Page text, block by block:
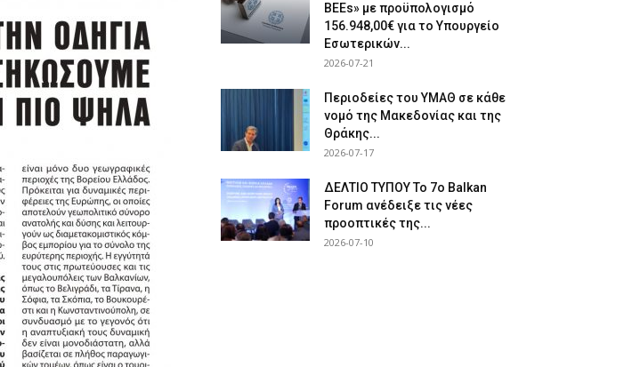
BEEs» με προϋπολογισμό
156.948,00€ για το Υπουργείο
Εσωτερικών...
2026-07-21
Περιοδείες του ΥΜΑΘ σε κάθε
νομό της Μακεδονίας και της
Θράκης...
2026-07-17
ΔΕΛΤΙΟ ΤΥΠΟΥ Το 7ο Balkan
Forum ανέδειξε τις νέες
προοπτικές της...
2026-07-10